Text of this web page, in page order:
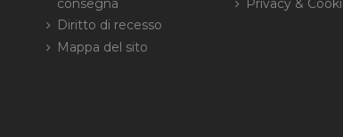
consegna
Diritto di recesso
Mappa del sito
Privacy &